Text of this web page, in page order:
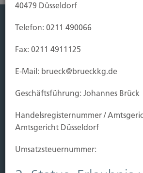
Leben
Vorsorgen
Kauf Grundstück
Baubeginn
Schaden
40479 Düsseldorf
Telefon: 0211 490066
Fax: 0211 4911125
E-Mail: brueck@brueckkg.de
Geschäftsführung: Johannes Brück
Handels­registernummer /
Amtsgericht Düsseldorf
Umsatzsteuer­nummer: